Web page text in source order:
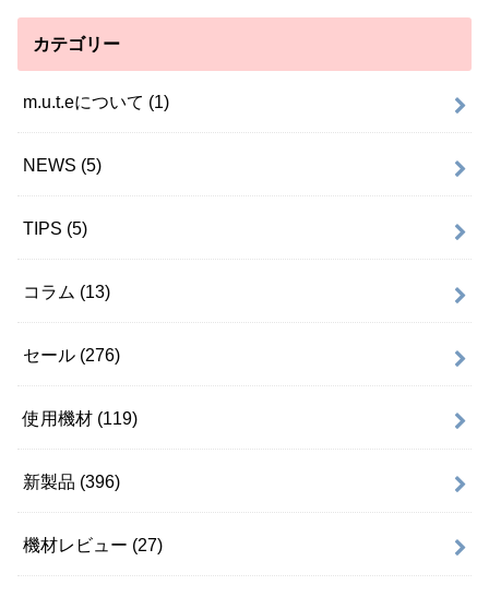
カテゴリー
m.u.t.eについて (1)
NEWS (5)
TIPS (5)
コラム (13)
セール (276)
使用機材 (119)
新製品 (396)
機材レビュー (27)